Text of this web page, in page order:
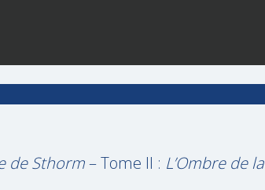
de Sthorm– Tome II : L’Ombre de la